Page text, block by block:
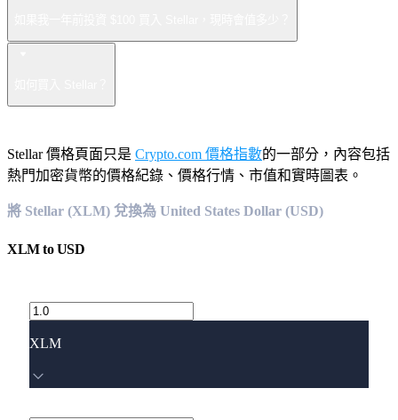
Stellar 價格頁面只是 Crypto.com 價格指數的一部分，內容包括
熱門加密貨幣的價格紀錄、價格行情、市值和實時圖表。
將 Stellar (XLM) 兌換為 United States Dollar (USD)
XLMtoUSD
XLM